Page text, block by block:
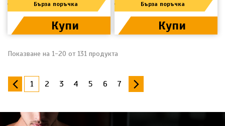
Бърза поръчка
Купи
Бърза поръчка
Купи
Показване на 1-20 от 131 продукта
1 2 3 4 5 6 7